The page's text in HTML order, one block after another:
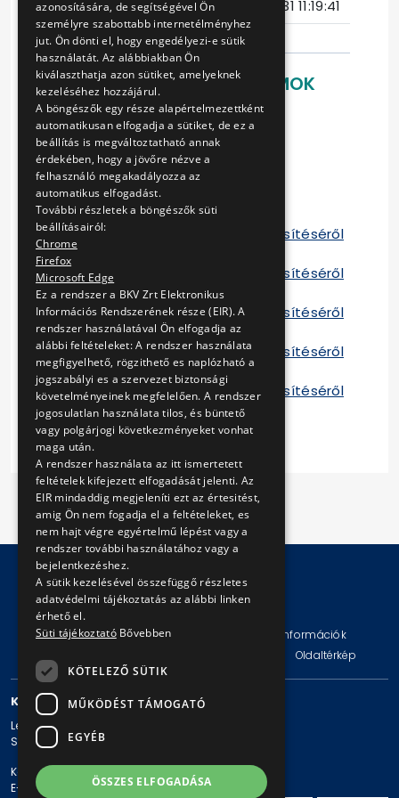
Ajánlattételi határidő
2017-05-31 11:19:41
LETÖLTHETŐ DOKUMENTUMOK
Ajánlati felhívás
Ajánlati dokumentáció
Kitöltendő mellékletek
Szállítási keretszerződés
Szerződés 1
Szerződés 2
Tájékoztató a szerződés teljesítéséről
Tájékoztató a szerződés teljesítéséről
2 2013
Tájékoztató a szerződés teljesítéséről
1 2014
Tájékoztató a szerződés teljesítéséről
2 2014
Tájékoztató a szerződés teljesítéséről
I 2014
© Copyright 2026 BKV Zrt.
Impresszum Jogi nyilatkozat
Technikai információk
Oldaltérkép
KAPCSOLAT
Levelezési cím: 1980 Budapest, Pf. 11.
Székhely: 1980 Budapest, Akácfa u. 15.
Központi telefonszám: + 36 1 461-65-00
E-mail cím: bkv@bkv.hu
azonosítására, de segítségével Ön
személyre szabottabb internetélményhez
jut. Ön dönti el, hogy engedélyezi-e sütik
használatát. Az alábbiakban Ön
kiválaszthatja azon sütiket, amelyeknek
kezeléséhez hozzájárul.
A böngészők egy része alapértelmezettként
automatikusan elfogadja a sütiket, de ez a
beállítás is megváltoztatható annak
érdekében, hogy a jövőre nézve a
felhasználó megakadályozza az
automatikus elfogadást.
További részletek a böngészők süti
beállításairól:
Chrome
Firefox
Microsoft Edge
Ez a rendszer a BKV Zrt Elektronikus
Információs Rendszerének része (EIR). A
rendszer használatával Ön elfogadja az
alábbi feltételeket: A rendszer használata
megfigyelhető, rögzithető es naplózható a
jogszabályi es a szervezet biztonsági
követelményeinek megfelelően. A rendszer
jogosulatlan használata tilos, és büntető
vagy polgárjogi következményeket vonhat
maga után.
A rendszer használata az itt ismertetett
feltételek kifejezett elfogadását jelenti. Az
EIR mindaddig megjeleníti ezt az értesitést,
amig Ön nem fogadja el a feltételeket, es
nem hajt végre egyértelmű lépést vagy a
rendszer további használatához vagy a
bejelentkezéshez.
A sütik kezelésével összefüggő részletes
adatvédelmi tájékoztatás az alábbi linken
érhető el.
Süti tájékoztató Bővebben
KÖTELEZŐ SÜTIK
MŰKÖDÉST TÁMOGATÓ
EGYÉB
ÖSSZES ELFOGADÁSA